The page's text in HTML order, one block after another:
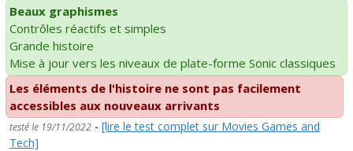
Beaux graphismes
Contrôles réactifs et simples
Grande histoire
Mise à jour vers les niveaux de plate-forme Sonic classiques
Les éléments de l'histoire ne sont pas facilement
accessibles aux nouveaux arrivants
testé le 19/11/2022 - [lire le test complet sur Movies Games and
Tech]